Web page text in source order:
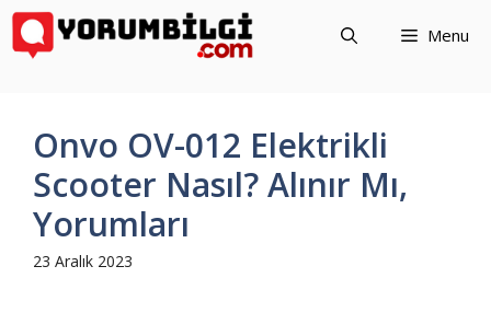
İçeriğe
atla
Menu
Onvo OV-012 Elektrikli
Scooter Nasıl? Alınır Mı,
Yorumları
23 Aralık 2023